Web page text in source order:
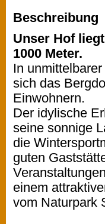
Beschreibung
Unser Hof
1000 Meter.
In
sich das
Einwohnern.
Der idylische
seine sonnige
die
guten
einem
vom Naturpark